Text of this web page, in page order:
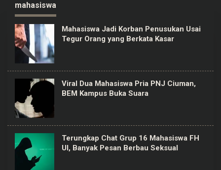
mahasiswa
Mahasiswa Jadi Korban Penusukan Usai
Tegur Orang yang Berkata Kasar
Viral Dua Mahasiswa Pria PNJ Ciuman,
BEM Kampus Buka Suara
Terungkap Chat Grup 16 Mahasiswa FH
UI, Banyak Pesan Berbau Seksual